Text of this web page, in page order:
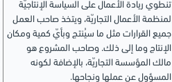
تنطوي ريادة الأعمال على السياسة الإنتاجيّة
لمنظمة الأعمال التجاريّة، ويتخذ صاحب العمل
جميع القرارات مثل ما سيُنتج وبأيّ كمية ومكان
الإنتاج وما إلى ذلك. وصاحب المشروع هو
مالك المؤسسة التجاريّة، بالإضافة لكونه
المسؤول عن عملها ونجاحها.